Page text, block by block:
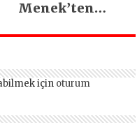
Menek’ten
heyelan sonrası
için oturum